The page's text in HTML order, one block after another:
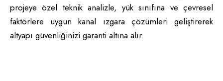
projeye özel teknik analizle, yük sınıfına ve çevresel
faktörlere uygun kanal ızgara çözümleri geliştirerek
altyapı güvenliğinizi garanti altına alır.